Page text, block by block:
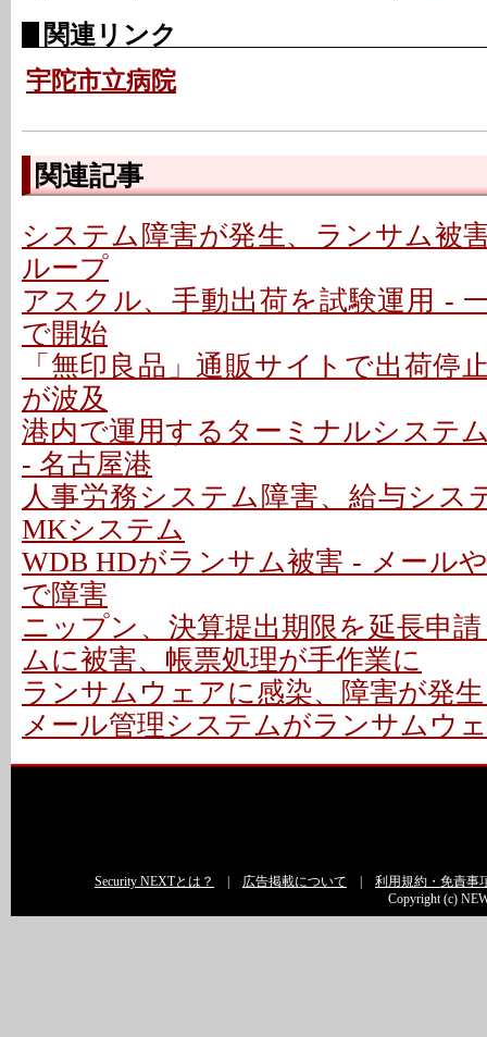
関連リンク
宇陀市立病院
関連記事
システム障害が発生、ランサム被
ループ
アスクル、手動出荷を試験運用 -
で開始
「無印良品」通販サイトで出荷停
が波及
港内で運用するターミナルシステ
- 名古屋港
人事労務システム障害、給与シス
MKシステム
WDB HDがランサム被害 - メール
で障害
ニップン、決算提出期限を延長申
ムに被害、帳票処理が手作業に
ランサムウェアに感染、障害が発
メール管理システムがランサムウ
Security NEXTとは？ 広告掲載について
利用規約・免責事
Copyright (c)